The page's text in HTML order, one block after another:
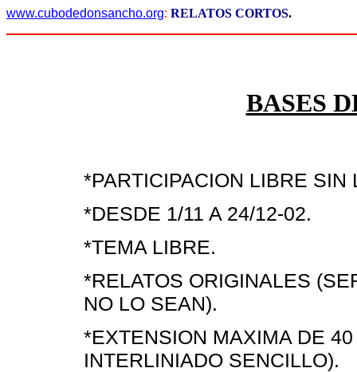
www.cubodedonsancho.org: RELATOS CORTOS.
BASES
*PARTICIPACION LIBRE SIN
*DESDE 1/11 A 24/12-02.
*TEMA LIBRE.
*RELATOS ORIGINALES
NO LO SEAN).
*EXTENSION MAXIMA DE
INTERLINIADO SENCILLO).